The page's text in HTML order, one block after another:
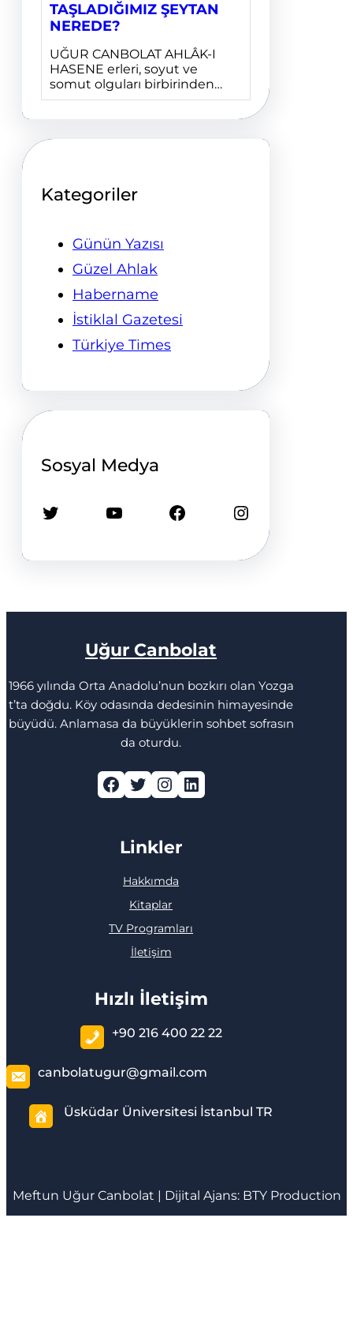
TAŞLADIĞIMIZ ŞEYTAN
NEREDE?
UĞUR CANBOLAT AHLÂK-I
HASENE erleri, soyut ve
somut olguları birbirinden…
Kategoriler
Günün Yazısı
Güzel Ahlak
Habername
İstiklal Gazetesi
Türkiye Times
Sosyal Medya
Twitter YouTube Facebook Instagram
Uğur Canbolat
1966 yılında Orta Anadolu’nun bozkırı olan Yozga
t’ta doğdu. Köy odasında dedesinin himayesinde
büyüdü. Anlamasa da büyüklerin sohbet sofrasın
da oturdu.
Facebook Twitter Instagram LinkedIn
Linkler
Hakkımda
Kitaplar
TV Programları
İletişim
Hızlı İletişim
+90 216 400 22 22
canbolatugur@gmail.com
Üsküdar Üniversitesi İstanbul TR
Meftun Uğur Canbolat | Dijital Ajans: BTY Production